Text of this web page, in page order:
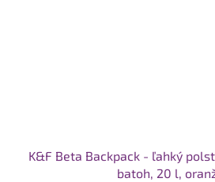
K&F Beta Backpack - ľahký
batoh, 20 l,